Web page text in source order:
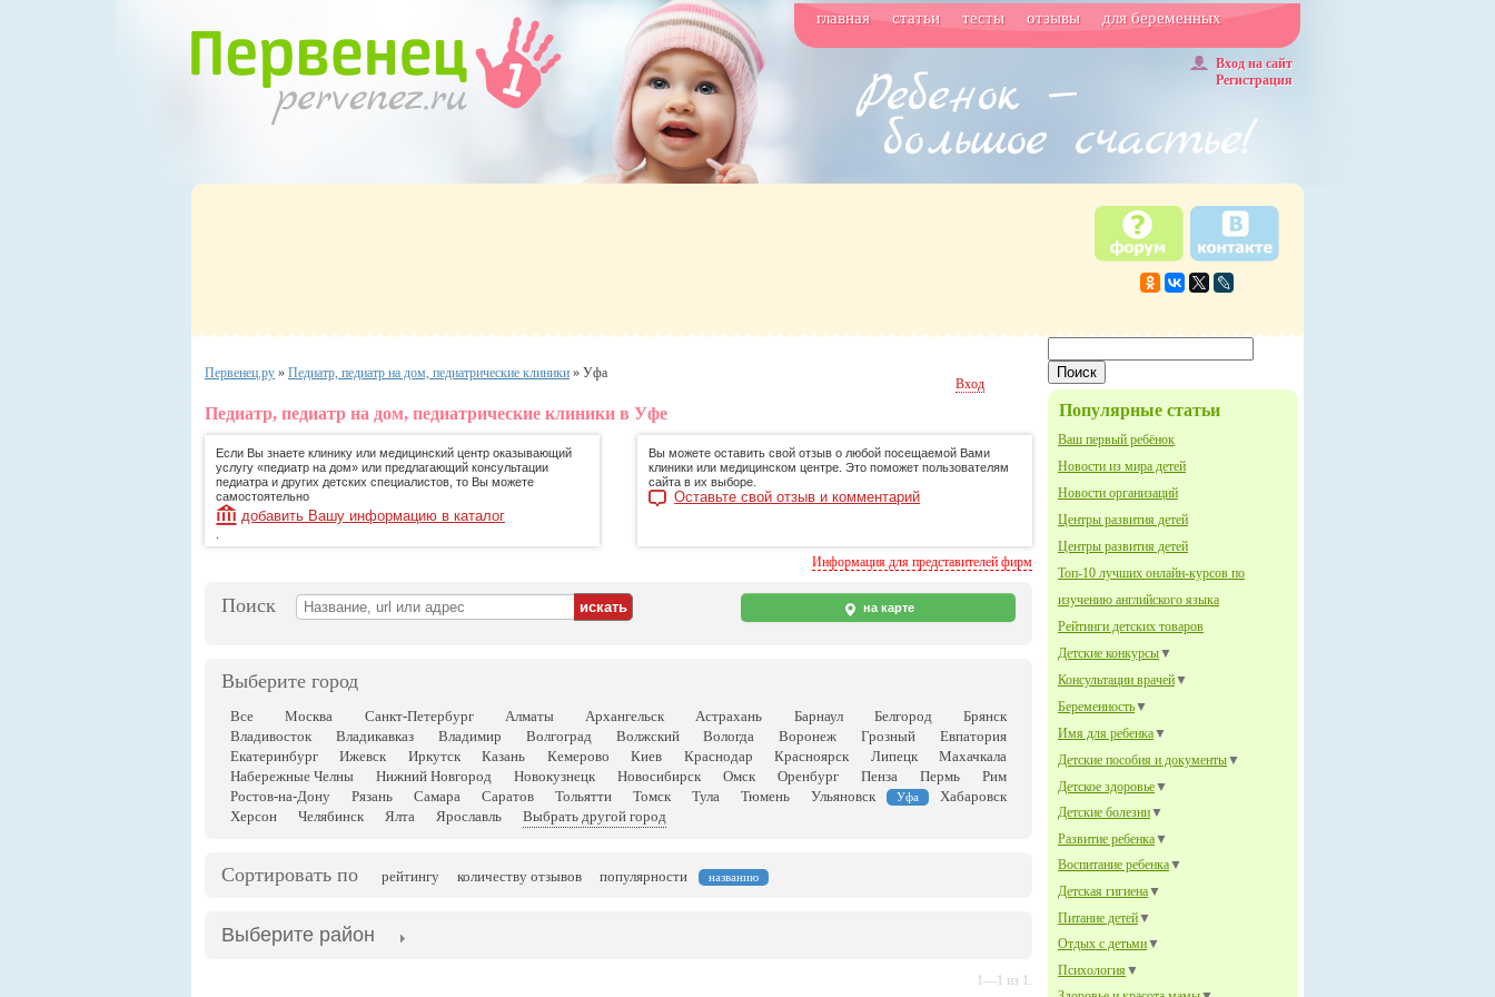
главная статьи тесты отзывы для беременных
Вход на сайт
Регистрация
Популярные статьи
Ваш первый ребёнок
Новости из мира детей
Новости организаций
Центры развития детей
Центры развития детей
Топ-10 лучших онлайн-курсов по
изучению английского языка
Рейтинги детских товаров
Детские конкурсы▼
Консультации врачей▼
Беременность▼
Имя для ребенка▼
Детские пособия и документы▼
Детское здоровье▼
Детские болезни▼
Развитие ребенка▼
Воспитание ребенка▼
Детская гигиена▼
Питание детей▼
Отдых с детьми▼
Психология ▼
Первенец.ру » Педиатр, педиатр на дом, педиатрические клиники » Уфа
Вход
Педиатр, педиатр на дом, педиатрические клиники в Уфе
Если Вы знаете клинику или медицинский центр оказывающий
услугу «педиатр на дом» или предлагающий консультации
педиатра и других детских специалистов, то Вы можете
самостоятельно
добавить Вашу информацию в каталог
Вы можете оставить свой отзыв о любой посещаемой Вами
клиники или медицинском центре. Это поможет пользователям
сайта в их выборе.
Оставьте свой отзыв и комментарий
Информация для представителей фирм
Поиск на карте
Выберите город
Все Москва Санкт-Петербург Алматы Архангельск Астрахань Барнаул Белгород
Брянск
Владивосток
Владикавказ Владимир Волгоград Волжский Вологда Воронеж Грозный
Евпатория
Екатеринбург
Ижевск Иркутск Казань Кемерово Киев Краснодар Красноярск Липецк
Махачкала
Набережные Челны
Нижний Новгород Новокузнецк Новосибирск Омск Оренбург Пенза Пермь
Рим
Ростов-на-Дону
Рязань Самара Саратов Тольятти Томск Тула Тюмень Ульяновск Уфа
Хабаровск
Херсон
Челябинск Ялта Ярославль Выбрать другой город
Сортировать по рейтингу количеству отзывов популярности названию
Выберите район
1—1 из 1.